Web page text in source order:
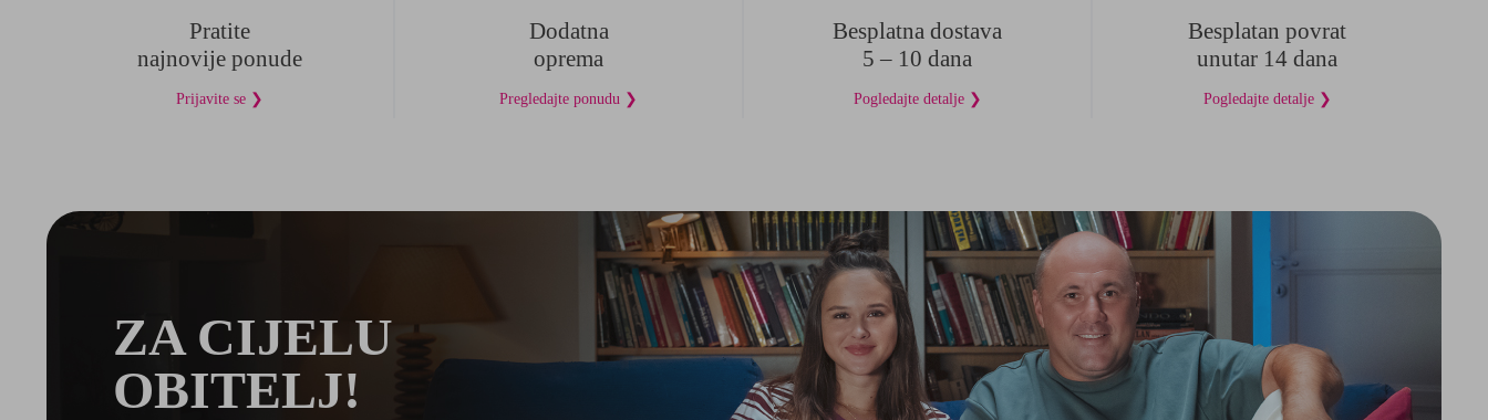
Pratite
najnovije ponude
Prijavite se ❯
Dodatna
oprema
Pregledajte ponudu ❯
Besplatna dostava
5 – 10 dana
Pogledajte detalje ❯
Besplatan povrat
unutar 14 dana
Pogledajte detalje ❯
ZA CIJELU
OBITELJ!